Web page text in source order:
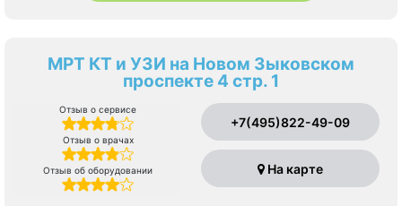
МРТ КТ и УЗИ на Новом Зыковском
проспекте 4 стр. 1
Отзыв о сервисе
Отзыв о врачах
Отзыв об оборудовании
+7(495)822-49-09
На карте